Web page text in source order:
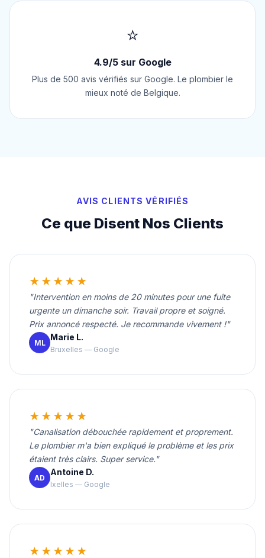
⭐
4.9/5 sur Google
Plus de 500 avis vérifiés sur Google. Le plombier le
mieux noté de Belgique.
AVIS CLIENTS VÉRIFIÉS
Ce que Disent Nos Clients
★★★★★
"Intervention en moins de 20 minutes pour une fuite
urgente un dimanche soir. Travail propre et soigné.
Prix annoncé respecté. Je recommande vivement !"
ML
Marie L.
Bruxelles — Google
★★★★★
"Canalisation débouchée rapidement et proprement.
Le plombier m'a bien expliqué le problème et les prix
étaient très clairs. Super service."
AD
Antoine D.
Ixelles — Google
★★★★★